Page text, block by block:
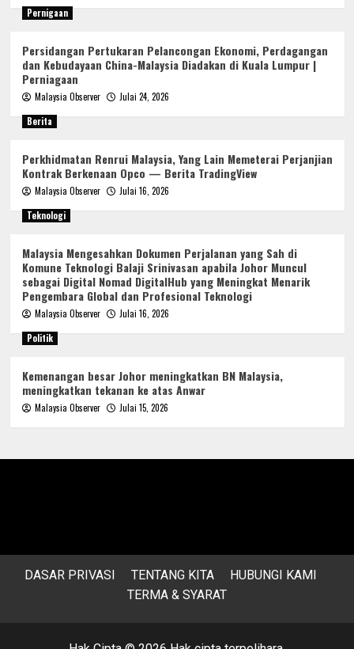
Pernigaan
Persidangan Pertukaran Pelancongan Ekonomi, Perdagangan
dan Kebudayaan China-Malaysia Diadakan di Kuala Lumpur |
Perniagaan
Malaysia Observer
Julai 24, 2026
Berita
Perkhidmatan Renrui Malaysia, Yang Lain Memeterai Perjanjian
Kontrak Berkenaan Opco — Berita TradingView
Malaysia Observer
Julai 16, 2026
Teknologi
Malaysia Mengesahkan Dokumen Perjalanan yang Sah di
Komune Teknologi Balaji Srinivasan apabila Johor Muncul
sebagai Digital Nomad DigitalHub yang Meningkat Menarik
Pengembara Global dan Profesional Teknologi
Malaysia Observer
Julai 16, 2026
Politik
Kemenangan besar Johor meningkatkan BN Malaysia,
meningkatkan tekanan ke atas Anwar
Malaysia Observer Julai 15, 2026
DASAR PRIVASI TENTANG KITA
HUBUNGI KAMI
TERMA & SYARAT